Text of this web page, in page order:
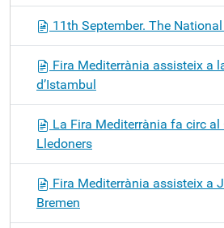
11th September. The
Fira Mediterrània assisteix a
d’Istambul
La Fira Mediterrània fa circ al
Lledoners
Fira Mediterrània assisteix a
Bremen